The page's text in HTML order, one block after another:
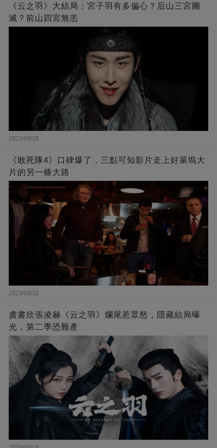
《云之羽》大結局：宮子羽有多偏心？后山三宮團
滅？前山四宮無恙
2023/09/18
《敢死隊4》口碑爆了，三點可知影片走上好萊塢大
片的另一條大路
2023/09/18
虞書欣張凌赫《云之羽》爛尾惹眾怒，隱藏結局曝
光，第二季恐難產